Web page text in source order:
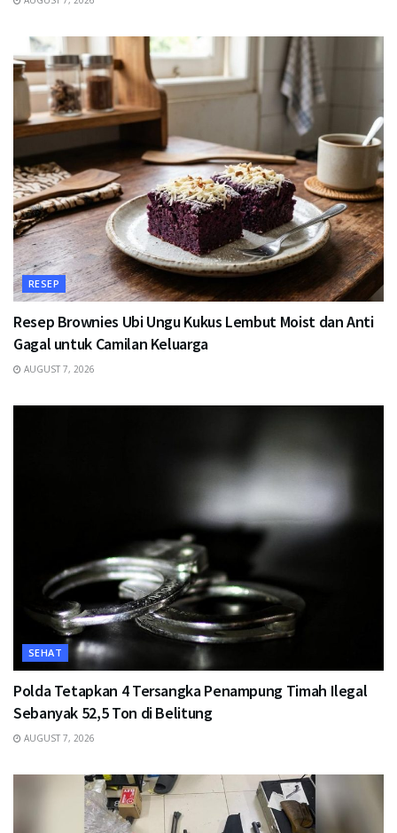
RESEP
Resep Brownies Ubi Ungu Kukus Lembut Moist dan Anti
Gagal untuk Camilan Keluarga
AUGUST 7, 2026
SEHAT
Polda Tetapkan 4 Tersangka Penampung Timah Ilegal
Sebanyak 52,5 Ton di Belitung
AUGUST 7, 2026